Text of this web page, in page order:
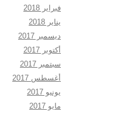
فبراير 2018
يناير 2018
ديسمبر 2017
أكتوبر 2017
سبتمبر 2017
أغسطس 2017
يونيو 2017
مايو 2017